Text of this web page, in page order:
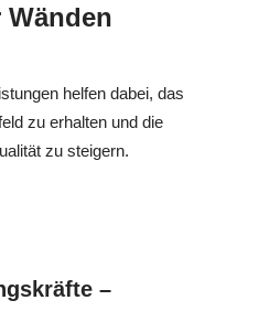
Wänden
helfen dabei, das
zu erhalten und die
zu steigern.
–